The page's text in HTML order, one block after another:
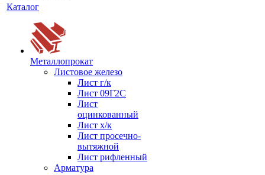
Каталог
Металлопрокат
Листовое железо
Лист г/к
Лист 09Г2С
Лист
оцинкованный
Лист х/к
Лист просечно-
вытяжной
Лист рифленный
Арматура